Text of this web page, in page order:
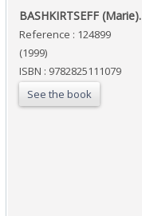
‎BASHKIRTSEFF (Marie).‎
Reference : 124899
(1999)
ISBN : 9782825111079
See the book